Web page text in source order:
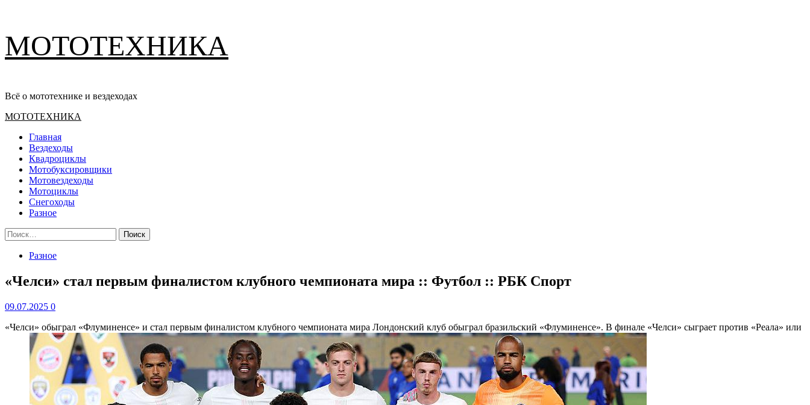
содержимому
МОТОТЕХНИКА
Всё о мототехнике и вездеходах
Основное
МОТОТЕХНИКА
Главная
Вездеходы
Квадроциклы
Мотобуксировщики
Мотовездеходы
Мотоциклы
Снегоходы
Разное
Найти:
Разное
«Челси» стал первым финалистом клубного чемпионата мира :: Футбол :: РБК Спорт
09.07.2025 0
«Челси» обыграл «Флуминенсе» и стал первым финалистом клубного чемпионата мира Лондонский клуб обыграл бразильский «Флуминенсе». В финале «Челси» сыграет против «Реала» или